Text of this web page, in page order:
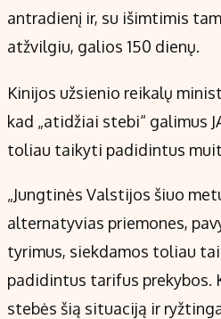
antradienį ir, su išimtimis
atžvilgiu, galios 150 dienų.
Kinijos užsienio reikalų
kad „atidžiai stebi“ galimus
toliau taikyti padidintus
„Jungtinės Valstijos šiuo
alternatyvias priemones,
tyrimus, siekdamos toliau
padidintus tarifus prekybos.
stebės šią situaciją ir